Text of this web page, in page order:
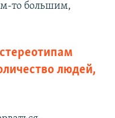
то большим,
людей,